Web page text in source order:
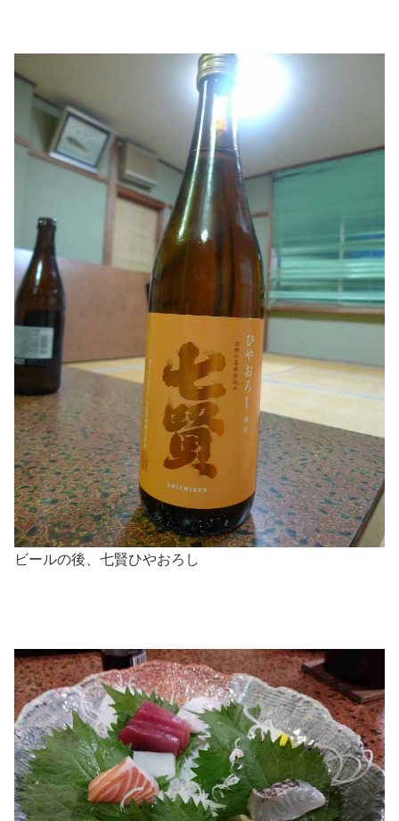
ビールの後、七賢ひやおろし